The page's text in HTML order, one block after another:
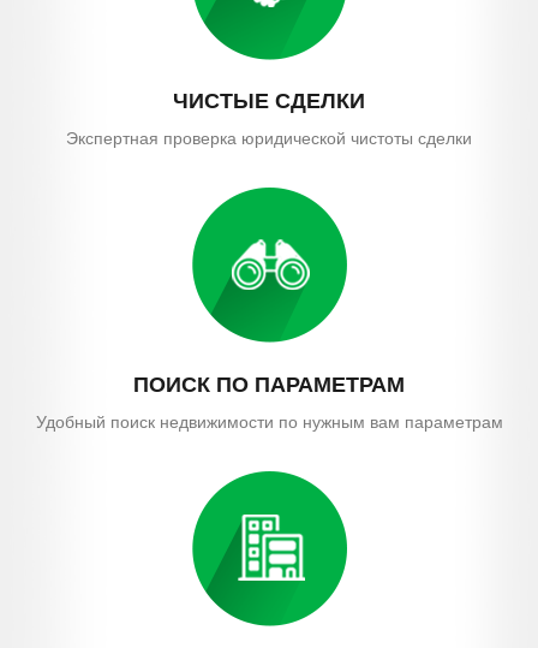
ЧИСТЫЕ СДЕЛКИ
Экспертная проверка юридической чистоты сделки
ПОИСК ПО ПАРАМЕТРАМ
Удобный поиск недвижимости по нужным вам параметрам